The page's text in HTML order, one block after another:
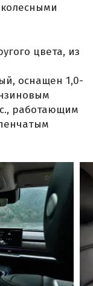
цвета, из
оснащен 1,0-
работающим